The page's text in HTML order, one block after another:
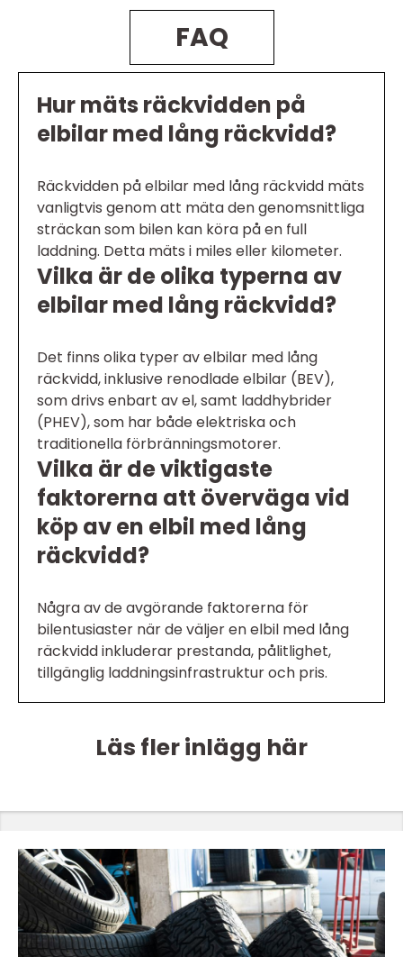
FAQ
Hur mäts räckvidden på
elbilar med lång räckvidd?
Räckvidden på elbilar med lång räckvidd mäts
vanligtvis genom att mäta den genomsnittliga
sträckan som bilen kan köra på en full
laddning. Detta mäts i miles eller kilometer.
Vilka är de olika typerna av
elbilar med lång räckvidd?
Det finns olika typer av elbilar med lång
räckvidd, inklusive renodlade elbilar (BEV),
som drivs enbart av el, samt laddhybrider
(PHEV), som har både elektriska och
traditionella förbränningsmotorer.
Vilka är de viktigaste
faktorerna att överväga vid
köp av en elbil med lång
räckvidd?
Några av de avgörande faktorerna för
bilentusiaster när de väljer en elbil med lång
räckvidd inkluderar prestanda, pålitlighet,
tillgänglig laddningsinfrastruktur och pris.
Läs fler inlägg här